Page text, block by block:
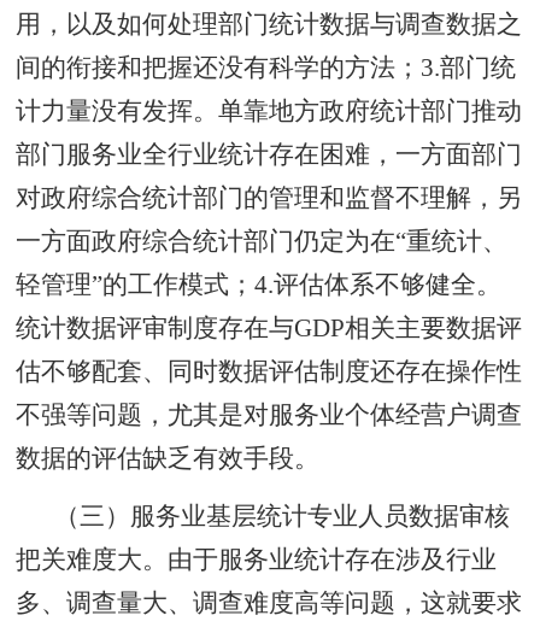
用，以及如何处理部门统计数据与调查数据之
间的衔接和把握还没有科学的方法；3.部门统
计力量没有发挥。单靠地方政府统计部门推动
部门服务业全行业统计存在困难，一方面部门
对政府综合统计部门的管理和监督不理解，另
一方面政府综合统计部门仍定为在“重统计、
轻管理”的工作模式；4.评估体系不够健全。
统计数据评审制度存在与GDP相关主要数据评
估不够配套、同时数据评估制度还存在操作性
不强等问题，尤其是对服务业个体经营户调查
数据的评估缺乏有效手段。
（三）服务业基层统计专业人员数据审核
把关难度大。由于服务业统计存在涉及行业
多、调查量大、调查难度高等问题，这就要求